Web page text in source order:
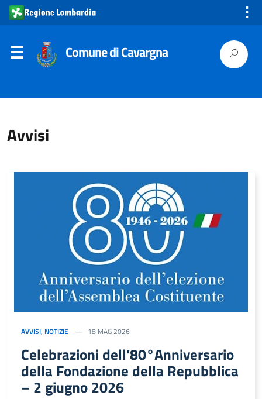
⋮
Comune di Cavargna
Avvisi
AVVISI, NOTIZIE 18 MAG 2026
Celebrazioni dell’80°Anniversario
della Fondazione della Repubblica
– 2 giugno 2026